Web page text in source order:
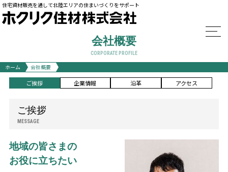
住宅資材販売を通して北陸エリアの住まいづくりをサポート
会社概要
CORPORATE PROFILE
ホーム 会社概要
ご挨拶
MESSAGE
ご挨拶 企業情報 沿革 アクセス
地域の皆さまの
お役に立ちたい